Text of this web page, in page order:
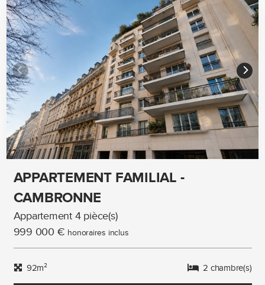
APPARTEMENT FAMILIAL -
CAMBRONNE
Appartement 4 pièce(s)
999 000 € honoraires inclus
92m² 2 chambre(s)